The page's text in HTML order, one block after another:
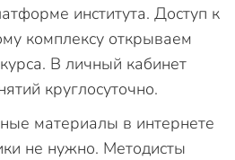
института. Доступ к
комплексу открываем
В личный кабинет
круглосуточно.
материалы в интернете
не нужно. Методисты